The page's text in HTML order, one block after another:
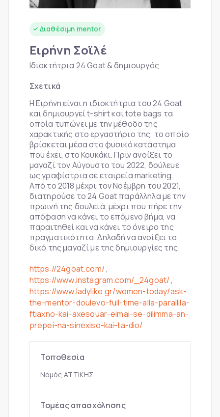
Διαθέσιμη mentor
Ειρήνη Σοϊλέ
Ιδιοκτήτρια 24 Goat & δημιουργός
Σχετικά
Η Ειρήνη είναι η ιδιοκτήτρια του 24 Goat
και δημιουργεί t-shirt και tote bags τα
οποία τυπώνει με την μέθοδο της
χαρακτικής στο εργαστήριο της, το οποίο
βρίσκεται μέσα στο φυσικό κατάστημα
που έχει, στο Κουκάκι. Πριν ανοίξει το
μαγαζί τον Αύγουστο του 2022, δούλευε
ως γραφίστρια σε εταιρεία marketing.
Από το 2018 μέχρι τον Νοέμβρη του 2021,
διατηρούσε το 24 Goat παράλληλα με την
πρωινή της δουλειά, μέχρι που πήρε την
απόφαση να κάνει το επόμενο βήμα, να
παραιτηθεί και να κάνει το όνειρο της
πραγματικότητα. Δηλαδή να ανοίξει το
δικό της μαγαζί με της δημιουργίες της.
https://24goat.com/,
https://www.instagram.com/_24goat/,
https://www.ladylike.gr/women-today/ask-
the-mentor-doulevo-full-time-alla-parallila-
ftiaxno-kai-axesouar-eimai-se-dilimma-an-
prepei-na-sinexiso-kai-ta-dio/
Τοποθεσία
Νομός ΑΤΤΙΚΗΣ
Τομέας απασχόλησης